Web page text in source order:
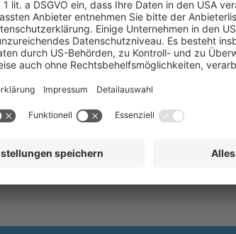
wechselte er dann in die
Marktforschungsabteilung bei der
Tochter der F. Hoffmann-La Roche
weiterentwickelt. Er engagiert
der Repräsentant von ESOMAR
war er unter den Gewinnern des